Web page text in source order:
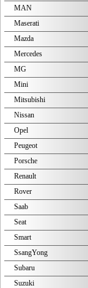
MAN
Maserati
Mazda
Mercedes
MG
Mini
Mitsubishi
Nissan
Opel
Peugeot
Porsche
Renault
Rover
Saab
Seat
Smart
SsangYong
Subaru
Suzuki